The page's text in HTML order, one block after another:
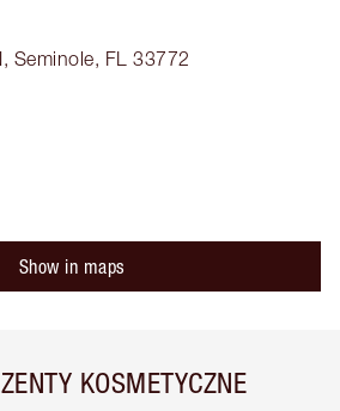
Seminole, FL 33772
Show in maps
KOSMETYCZNE